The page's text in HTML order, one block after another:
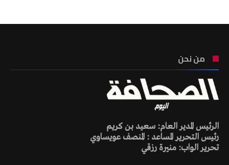
من نحن
الرئيس المدير العام: سعيد بن كريم
رئيس التحرير المساعد : المنصف عويساوي
تحرير الواب: منيرة رزقي